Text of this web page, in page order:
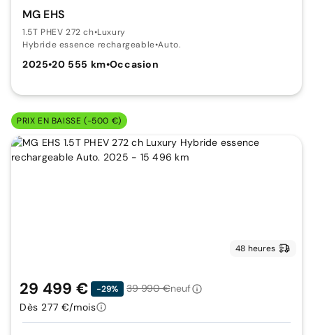
MG EHS
1.5T PHEV 272 ch•Luxury
Hybride essence rechargeable•Auto.
2025•20 555 km•Occasion
PRIX EN BAISSE (-500 €)
48 heures
29 499 € -29% 39 990 €neuf
Dès 277 €/mois